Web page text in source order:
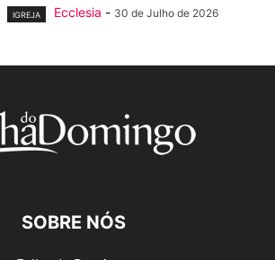
IGREJA Ecclesia - 30 de Julho de 2026
SOBRE NÓS